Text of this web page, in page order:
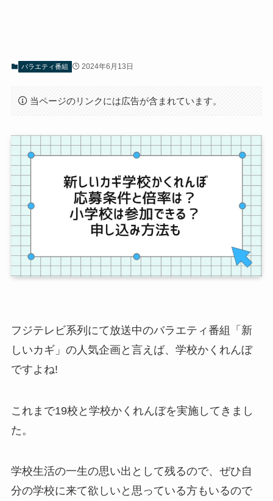
バラエティ番組 2024年6月13日
当ページのリンクには広告が含まれています。
フジテレビ系列にて放送中のバラエティ番組「新
しいカギ」の人気企画と言えば、学校かくれんぼ
ですよね!
これまで19校と学校かくれんぼを実施してきまし
た。
学校生活の一生の思い出として残るので、ぜひ自
分の学校に来て欲しいと思っている方もいるので